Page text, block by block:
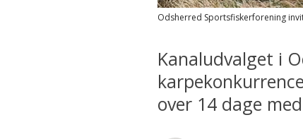
Odsherred Sportsfiskerforening
Kanaludvalget i
over 14 dage